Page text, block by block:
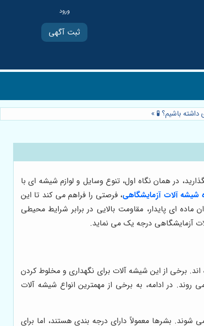
ثبت آگهی
باشیم؟ 🧪 »
در همان نگاه اول، تنوع وسایل و لوازم شیشه ای با
آلات آزمایشگاهی، فرصتی را فراهم می کند تا این
ای پایدار، مقاومت بالایی در برابر شرایط محیطی
آزمایشگاهی درجه یک می نماید.
برخی از این شیشه آلات برای نگهداری و مخلوط کردن
در ادامه، به برخی از مهمترین انواع شیشه آلات
بشرها معمولاً دارای درجه بندی هستند، اما برای